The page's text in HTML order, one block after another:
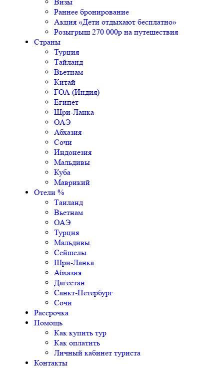
Раннее бронирование
Акция «Дети отдыхают бесплатно»
Розыгрыш 270 000р на путешествия
Страны
Турция
Тайланд
Вьетнам
Китай
ГОА (Индия)
Египет
Шри-Ланка
ОАЭ
Абхазия
Сочи
Индонезия
Мальдивы
Куба
Маврикий
Отели %
Таиланд
Вьетнам
ОАЭ
Турция
Мальдивы
Сейшелы
Шри-Ланка
Абхазия
Дагестан
Санкт-Петербург
Сочи
Рассрочка
Помощь
Как купить тур
Как оплатить
Личный кабинет туриста
Контакты